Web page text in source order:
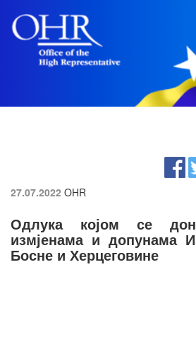
27.07.2022 OHR
Одлука којом се
измјенама и допунама
Босне и Херцеговине